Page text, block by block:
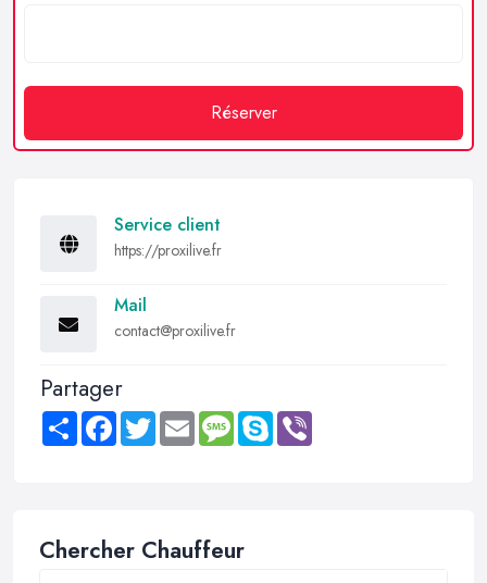
Réserver
Service client
https://proxilive.fr
Mail
contact@proxilive.fr
Partager
Share FacebookTwitter Email MessageSkype
Chercher Chauffeur